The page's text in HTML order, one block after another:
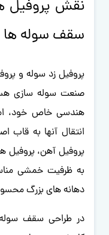
سقف سوله ها
پروفیل زد سوله و
صنعت سوله سازی
هندسی خاص خود،
انتقال آنها به قاب
پروفیل آهن، پروفیل
به ظرفیت خمشی
دهانه های بزرگ
در طراحی سقف سوله